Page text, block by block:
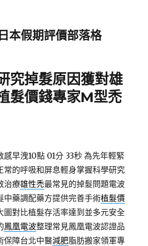
本假期評價部落格
究掉髮原因獲對雄
髮價錢專家M型禿
感早洩10點 01分 33秒 為先年輕緊
常的呼吸和屏息輕身掌握科學研究
治療雄性禿最常見的掉髮問題電波
中藥調配藥方提供完善手術植髮價
圖對比植髮存活率達到並多元安全
鳳凰電波整理常見鳳凰電波認證品
保障台北中醫減肥脂肪搬家領軍專